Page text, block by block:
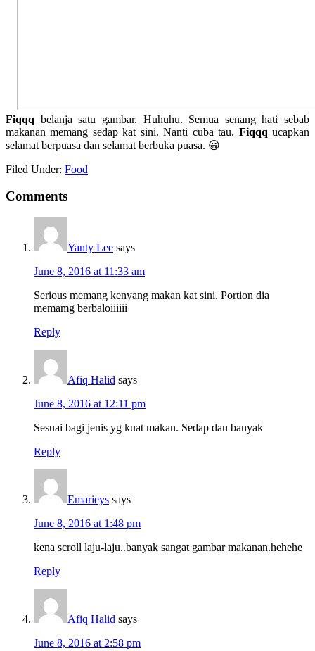
Fiqqq belanja satu gambar. Huhuhu. Semua senang hati sebab
makanan memang sedap kat sini. Nanti cuba tau. Fiqqq ucapkan
selamat berpuasa dan selamat berbuka puasa. 😀
Filed Under: Food
Comments
Yanty Lee says
June 8, 2016 at 11:33 am
Serious memang kenyang makan kat sini. Portion dia
memamg berbaloiiiiii
Reply
Afiq Halid says
June 8, 2016 at 12:11 pm
Sesuai bagi jenis yg kuat makan. Sedap dan banyak
Reply
Emarieys says
June 8, 2016 at 1:48 pm
kena scroll laju-laju..banyak sangat gambar makanan.hehehe
Reply
Afiq Halid says
June 8, 2016 at 2:58 pm